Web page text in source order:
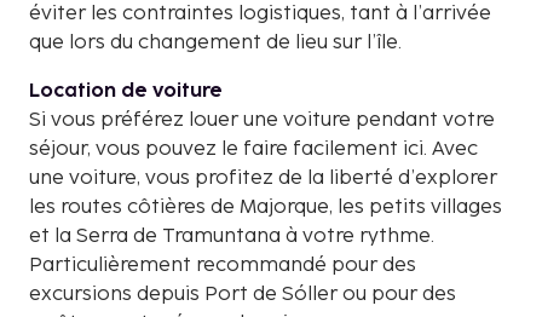
éviter les contraintes logistiques, tant à l’arrivée
que lors du changement de lieu sur l’île.
Location de voiture
Si vous préférez louer une voiture pendant votre
séjour, vous pouvez le faire facilement ici. Avec
une voiture, vous profitez de la liberté d’explorer
les routes côtières de Majorque, les petits villages
et la Serra de Tramuntana à votre rythme.
Particulièrement recommandé pour des
excursions depuis Port de Sóller ou pour des